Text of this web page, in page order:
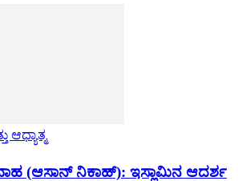
ಆಧ್ಯಾತ್ಮ
(ಆಸಾನ್ ನಿಕಾಹ್): ಇಸ್ಲಾಮಿನ ಆದರ್ಶ